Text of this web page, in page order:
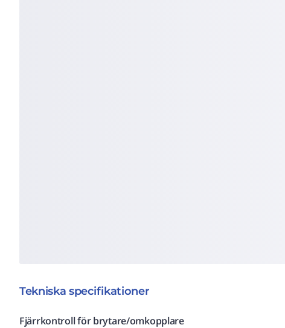
Tekniska specifikationer
Fjärrkontroll för brytare/omkopplare